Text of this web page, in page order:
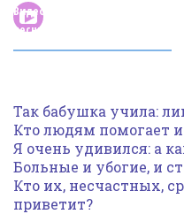
Видео
песни
Так бабушка учила:
Кто людям помогает
Я очень удивился: а
Больные и убогие, и
Кто их, несчастных,
приветит?